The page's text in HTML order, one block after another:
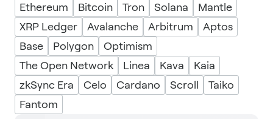
Ethereum
Bitcoin Tron Solana
Mantle
XRP Ledger
Avalanche Arbitrum
Aptos
Base
Polygon
Optimism
The Open Network
Linea Kava
Kaia
zkSync Era
Celo Cardano Scroll
Taiko
Fantom